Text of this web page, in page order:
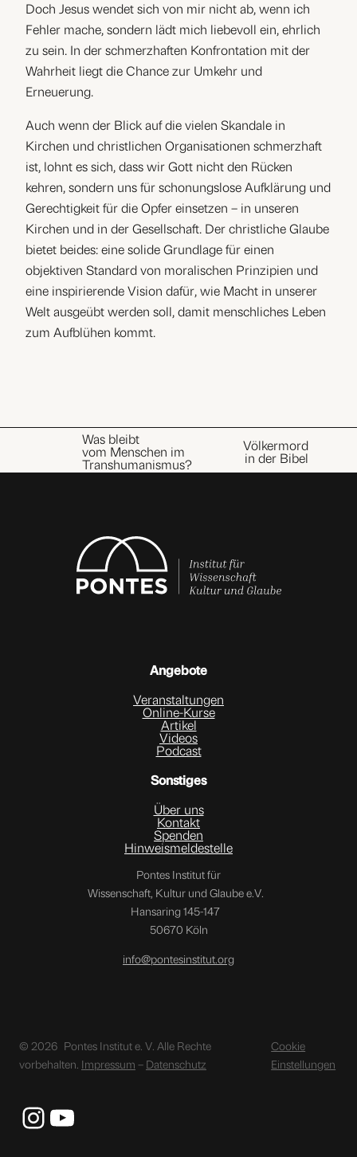
Doch Jesus wendet sich von mir nicht ab, wenn ich
Fehler mache, sondern lädt mich liebevoll ein, ehrlich
zu sein. In der schmerzhaften Konfrontation mit der
Wahrheit liegt die Chance zur Umkehr und
Erneuerung.
Auch wenn der Blick auf die vielen Skandale in
Kirchen und christlichen Organisationen schmerzhaft
ist, lohnt es sich, dass wir Gott nicht den Rücken
kehren, sondern uns für schonungslose Aufklärung und
Gerechtigkeit für die Opfer einsetzen – in unseren
Kirchen und in der Gesellschaft. Der christliche Glaube
bietet beides: eine solide Grundlage für einen
objektiven Standard von moralischen Prinzipien und
eine inspirierende Vision dafür, wie Macht in unserer
Welt ausgeübt werden soll, damit menschliches Leben
zum Aufblühen kommt.
Was bleibt
vom Menschen im
Transhumanismus?
Völkermord
in der Bibel
Angebote
Veranstaltungen
Online-Kurse
Artikel
Videos
Podcast
Sonstiges
Über uns
Kontakt
Spenden
Hinweismeldestelle
Pontes Institut für
Wissenschaft, Kultur und Glaube e.V.
Hansaring 145-147
50670 Köln
info@pontesinstitut.org
© 2026
Pontes Institut e. V. Alle Rechte
vorbehalten. Impressum – Datenschutz
Cookie
Einstellungen
Instagram
YouTube